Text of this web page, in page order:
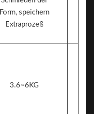
Form, speichern
Extraprozeß
3.6~6KG